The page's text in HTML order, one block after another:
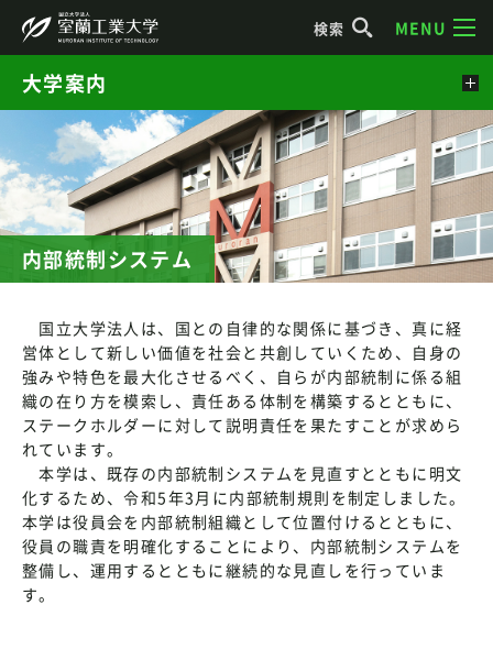
検索 MENU
内部統制システム
国立大学法人は、国との自律的な関係に基づき、真に経
営体として新しい価値を社会と共創していくため、自身の
強みや特色を最大化させるべく、自らが内部統制に係る組
織の在り方を模索し、責任ある体制を構築するとともに、
ステークホルダーに対して説明責任を果たすことが求めら
れています。
本学は、既存の内部統制システムを見直すとともに明文
化するため、令和5年3月に内部統制規則を制定しました。
本学は役員会を内部統制組織として位置付けるとともに、
役員の職責を明確化することにより、内部統制システムを
整備し、運用するとともに継続的な見直しを行っていま
す。
大学案内